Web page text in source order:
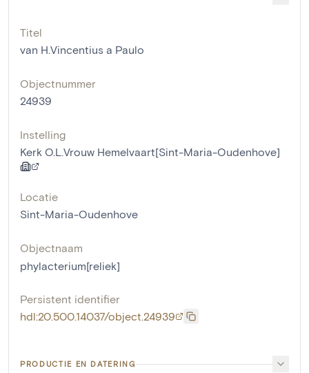
Titel
van H.Vincentius a Paulo
Objectnummer
24939
Instelling
Kerk O.L.Vrouw Hemelvaart[Sint-Maria-Oudenhove]
Locatie
Sint-Maria-Oudenhove
Objectnaam
phylacterium[reliek]
Persistent identifier
hdl:20.500.14037/object.24939
PRODUCTIE EN DATERING